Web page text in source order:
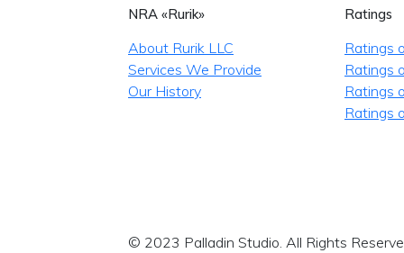
NRA «Rurik»
About Rurik LLC
Services We Provide
Our History
Ratings
Ratings
Ratings
Ratings
Ratings
© 2023 Palladin Studio. All Rights